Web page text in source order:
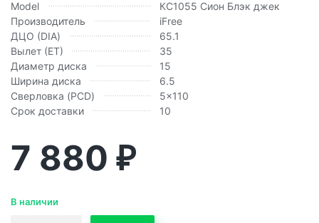
Model
КС1055 Сион Блэк джек
Производитель
iFree
ДЦО (DIA)
65.1
Вылет (ЕТ)
35
Диаметр диска
15
Ширина диска
6.5
Сверловка (PCD)
5x110
Срок доставки
10
7 880 ₽
В наличии